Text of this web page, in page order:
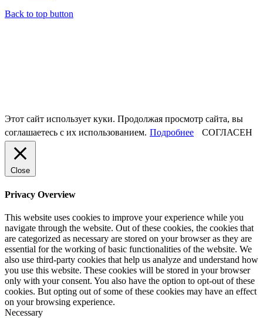
Back to top button
Этот сайт использует куки. Продолжая просмотр сайта, вы
соглашаетесь с их использованием. Подробнее СОГЛАСЕН
Close
Privacy Overview
This website uses cookies to improve your experience while you
navigate through the website. Out of these cookies, the cookies that
are categorized as necessary are stored on your browser as they are
essential for the working of basic functionalities of the website. We
also use third-party cookies that help us analyze and understand how
you use this website. These cookies will be stored in your browser
only with your consent. You also have the option to opt-out of these
cookies. But opting out of some of these cookies may have an effect
on your browsing experience.
Necessary